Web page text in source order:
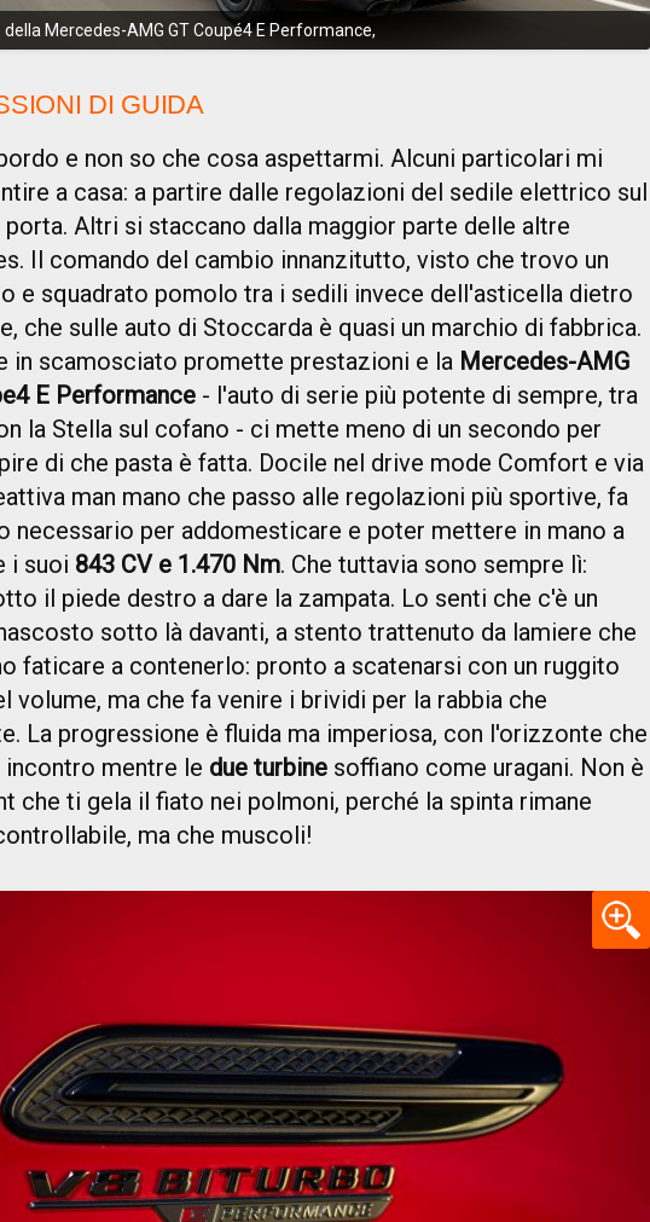
Mercedes-AMG GT Coupé4 E Performance,
DI GUIDA
e non so che cosa aspettarmi. Alcuni particolari mi
a casa: a partire dalle regolazioni del sedile elettrico sul
porta. Altri si staccano dalla maggior parte delle altre
Il comando del cambio innanzitutto, visto che trovo un
e squadrato pomolo tra i sedili invece dell'asticella dietro
che sulle auto di Stoccarda è quasi un marchio di fabbrica.
in scamosciato promette prestazioni e la Mercedes-AMG
E Performance - l'auto di serie più potente di sempre, tra
la Stella sul cofano - ci mette meno di un secondo per
di che pasta è fatta. Docile nel drive mode Comfort e via
man mano che passo alle regolazioni più sportive, fa
necessario per addomesticare e poter mettere in mano a
i suoi 843 CV e 1.470 Nm. Che tuttavia sono sempre lì:
il piede destro a dare la zampata. Lo senti che c'è un
sotto là davanti, a stento trattenuto da lamiere che
faticare a contenerlo: pronto a scatenarsi con un ruggito
volume, ma che fa venire i brividi per la rabbia che
La progressione è fluida ma imperiosa, con l'orizzonte che
incontro mentre le due turbine soffiano come uragani. Non è
che ti gela il fiato nei polmoni, perché la spinta rimane
ma che muscoli!